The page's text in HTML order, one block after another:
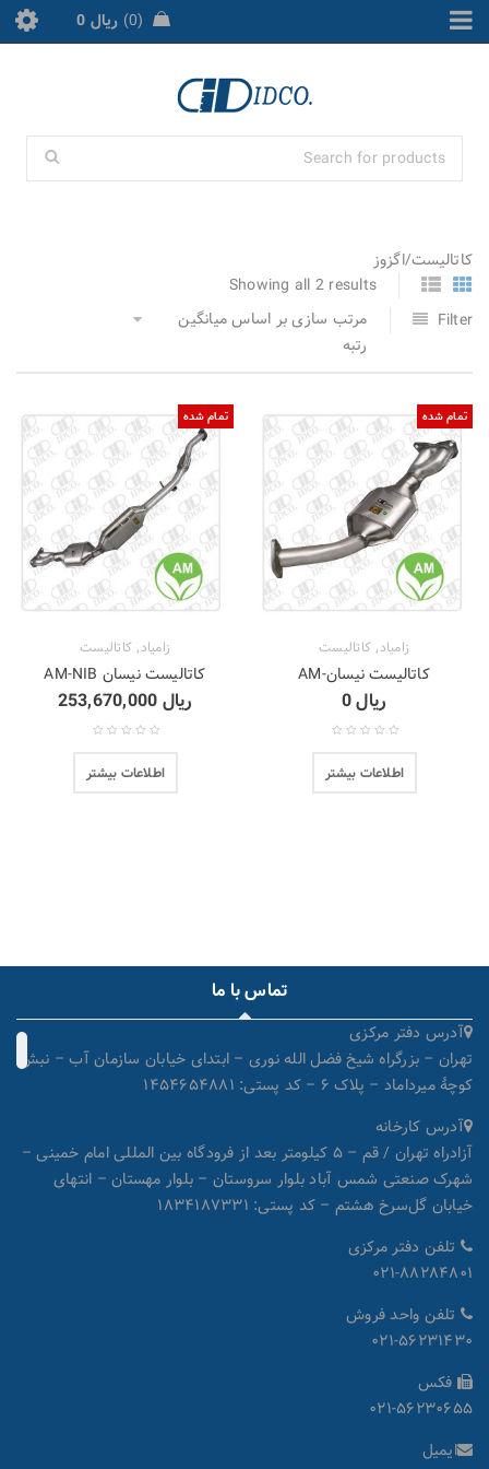
ریال 0
کاتالیست/اگزوز
Showing all 2 results
Filter
مرتب سازی بر اساس میانگین
رتبه
تمام شده
زامیاد, کاتالیست
کاتالیست نیسان-AM
ریال0
اطلاعات بیشتر
تمام شده
زامیاد, کاتالیست
کاتالیست نیسان AM-NIB
ریال
اطلاعات بیشتر
تماس با ما
آدرس دفتر مرکزی
تهران – بزرگراه شیخ فضل الله نوری – ابتدای خیابان سازمان آب – نبش
کوچۀ میرداماد – پلاک ۶ – کد پستی: ۱۴۵۴۶۵۴۸۸۱
آدرس کارخانه
آزادراه تهران / قم – ۵ کیلومتر بعد از فرودگاه بین المللی امام خمینی –
شهرک صنعتی شمس آباد بلوار سروستان – بلوار مهستان – انتهای
خیابان گل‌سرخ هشتم – کد پستی: ۱۸۳۴۱۸۷۳۳۱
تلفن دفتر مرکزی
۰۲۱-۸۸۲۸۴۸۰۱
تلفن واحد فروش
۰۲۱-۵۶۲۳۱۴۳۰
فکس
۰۲۱-۵۶۲۳۰۶۵۵
ایمیل